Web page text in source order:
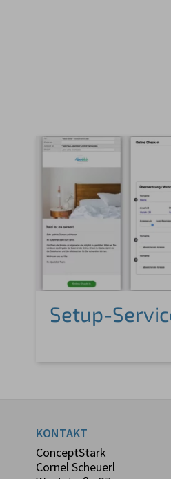
Setup-
KONTAKT
ConceptStark
Cornel Scheuerl